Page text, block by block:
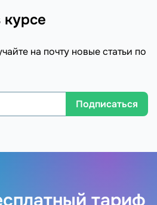
курсе
на почту новые статьи по
Подписаться
тариф